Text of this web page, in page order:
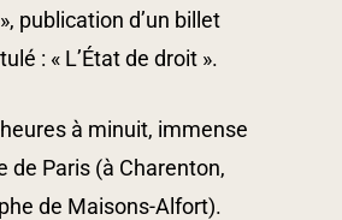
publication d’un billet
: « L’État de droit ».
à minuit, immense
de Paris (à Charenton,
de Maisons-Alfort).